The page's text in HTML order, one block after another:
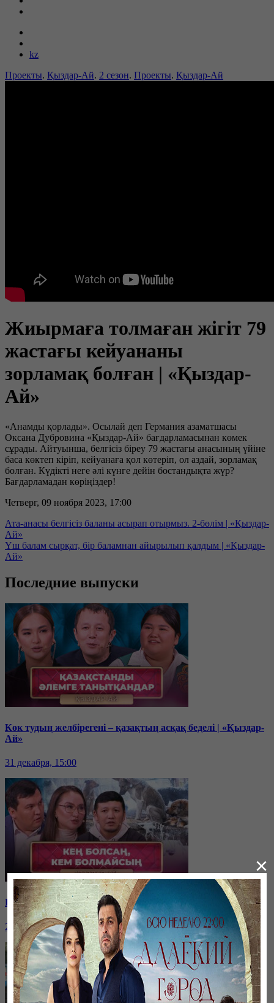
kz
Проекты. Қыздар-Ай. 2 сезон. Проекты. Қыздар-Ай
Жиырмаға толмаған жігіт 79
жастағы кейуананы
зорламақ болған | «Қыздар-
Ай»
«Анамды қорлады». Осылай деп Германия азаматшасы
Оксана Дубровина «Қыздар-Ай» бағдарламасынан көмек
сұрады. Айтуынша, белгісіз біреу 79 жастағы анасының үйіне
баса көктеп кіріп, кейуанаға қол көтеріп, ол аздай, зорламақ
болған. Күдікті неге әлі күнге дейін бостандықта жүр?
Бағдарламадан көріңіздер!
Четверг, 09 ноября 2023, 17:00
Ата-анасы белгісіз баланы асырап отырмыз. 2-бөлім | «Қыздар-
Ай»
Үш балам сырқат, бір баламнан айырылып қалдым | «Қыздар-
Ай»
Последние выпуски
Көк тудың желбірегені – қазақтың асқақ беделі | «Қыздар-
Ай»
31 декабря, 15:00
Қайырымдылық – қадірлі іс | «Қыздар-Ай»
20 декабря, 17:00
×